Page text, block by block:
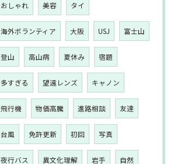
おしゃれ 美容 タイ
海外ボランティア 大阪 USJ 富士山
登山 高山病 夏休み 宿題
多すぎる 望遠レンズ キャノン
飛行機 物価高騰 進路相談 友達
台風 免許更新 初回 写真
夜行バス 異文化理解 岩手 自然